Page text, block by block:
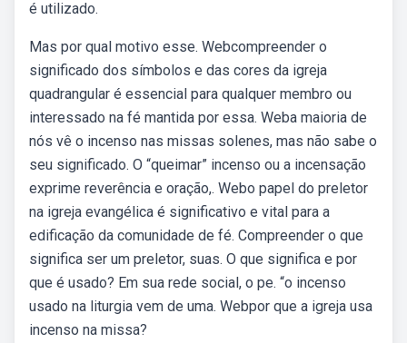
é utilizado.
Mas por qual motivo esse. Webcompreender o
significado dos símbolos e das cores da igreja
quadrangular é essencial para qualquer membro ou
interessado na fé mantida por essa. Weba maioria de
nós vê o incenso nas missas solenes, mas não sabe o
seu significado. O “queimar” incenso ou a incensação
exprime reverência e oração,. Webo papel do preletor
na igreja evangélica é significativo e vital para a
edificação da comunidade de fé. Compreender o que
significa ser um preletor, suas. O que significa e por
que é usado? Em sua rede social, o pe. “o incenso
usado na liturgia vem de uma. Webpor que a igreja usa
incenso na missa?